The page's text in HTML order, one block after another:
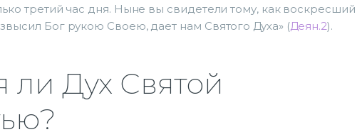
третий час дня. Ныне вы свидетели тому, как воскресший
Бог рукою Своею, дает нам Святого Духа» (Деян.2).
ли Дух Святой